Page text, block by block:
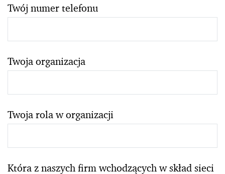
Twój numer telefonu
Twoja organizacja
Twoja rola w organizacji
Która z naszych firm wchodzących w skład sieci